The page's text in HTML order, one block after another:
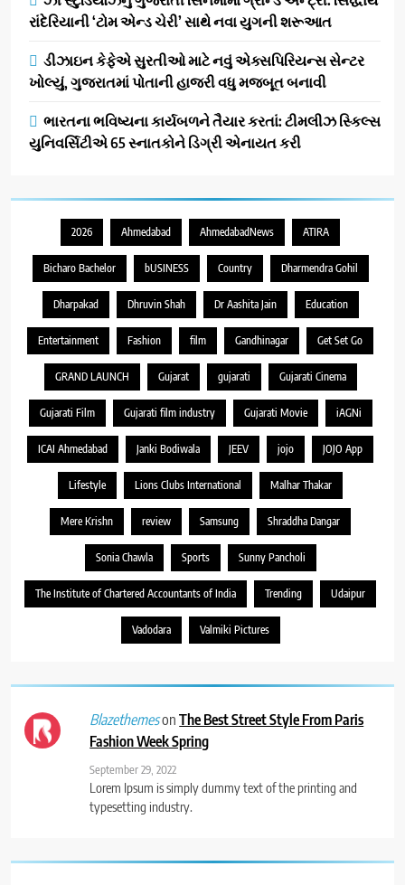
રાંદેરિયાની ‘ટોમ એન્ડ ચેરી’ સાથે નવા યુગની શરૂઆત
ડીઝાઇન કેફેએ સુરતીઓ માટે નવું એક્સપિરિયન્સ સેન્ટર
ખોલ્યું, ગુજરાતમાં પોતાની હાજરી વધુ મજબૂત બનાવી
ભારતના ભવિષ્યના કાર્યબળને તૈયાર કરતાં: ટીમલીઝ સ્કિલ્સ
યુનિવર્સિટીએ 65 સ્નાતકોને ડિગ્રી એનાયત કરી
2026 Ahmedabad AhmedabadNews ATIRA
Bicharo Bachelor bUSINESS Country Dharmendra Gohil
Dharpakad Dhruvin Shah Dr Aashita Jain Education
Entertainment Fashion film Gandhinagar Get Set Go
GRAND LAUNCH Gujarat gujarati Gujarati Cinema
Gujarati Film Gujarati film industry Gujarati Movie iAGNi
ICAI Ahmedabad Janki Bodiwala JEEV jojo JOJO App
Lifestyle Lions Clubs International Malhar Thakar
Mere Krishn review Samsung Shraddha Dangar
Sonia Chawla Sports Sunny Pancholi
The Institute of Chartered Accountants of India Trending Udaipur
Vadodara Valmiki Pictures
BlazethemesonThe Best Street Style From Paris
Fashion Week Spring
September 29, 2022
Lorem Ipsum is simply dummy text of the printing and
typesetting industry.